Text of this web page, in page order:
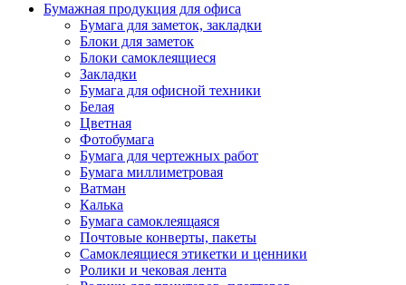
Бумажная продукция для офиса
Бумага для заметок, закладки
Блоки для заметок
Блоки самоклеящиеся
Закладки
Бумага для офисной техники
Белая
Цветная
Фотобумага
Бумага для чертежных работ
Бумага миллиметровая
Ватман
Калька
Бумага самоклеящаяся
Почтовые конверты, пакеты
Самоклеящиеся этикетки и ценники
Ролики и чековая лента